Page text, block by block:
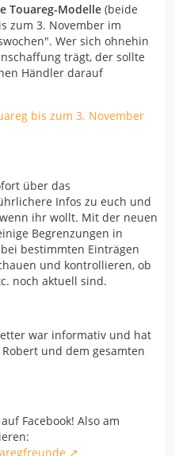
Touareg-Modelle (beide
zum 3. November im
Wer sich ohnehin
trägt, der sollte
Händler darauf
bis zum 3. November
über das
Infos zu euch und
ihr wollt. Mit der neuen
Begrenzungen in
bestimmten Einträgen
und kontrollieren, ob
noch aktuell sind.
war informativ und hat
und dem gesamten
Facebook! Also am